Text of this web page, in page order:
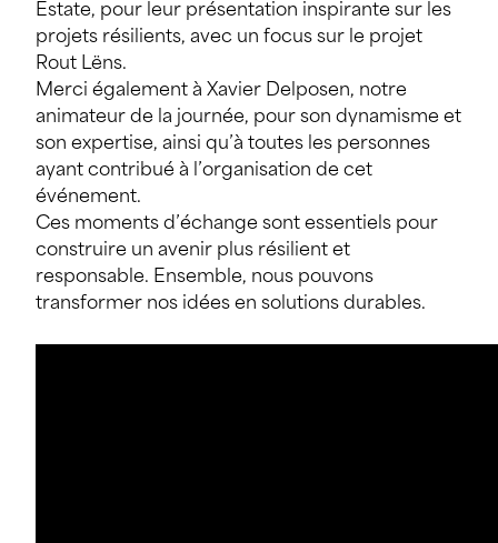
Estate, pour leur présentation inspirante sur les
projets résilients, avec un focus sur le projet
Rout Lëns.
Merci également à Xavier Delposen, notre
animateur de la journée, pour son dynamisme et
son expertise, ainsi qu’à toutes les personnes
ayant contribué à l’organisation de cet
événement.
Ces moments d’échange sont essentiels pour
construire un avenir plus résilient et
responsable. Ensemble, nous pouvons
transformer nos idées en solutions durables.